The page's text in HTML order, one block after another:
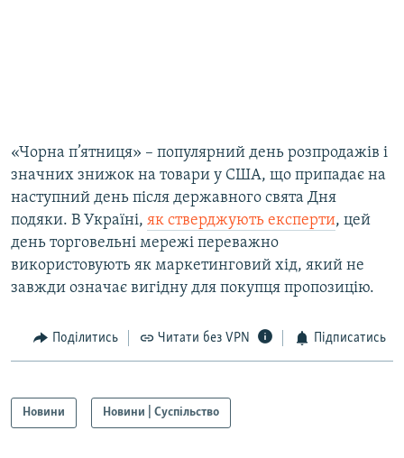
«Чорна п’ятниця» – популярний день розпродажів і
значних знижок на товари у США, що припадає на
наступний день після державного свята Дня
подяки. В Україні, як стверджують експерти, цей
день торговельні мережі переважно
використовують як маркетинговий хід, який не
завжди означає вигідну для покупця пропозицію.
Поділитись Читати без VPN Підписатись
Новини Новини | Суспільство